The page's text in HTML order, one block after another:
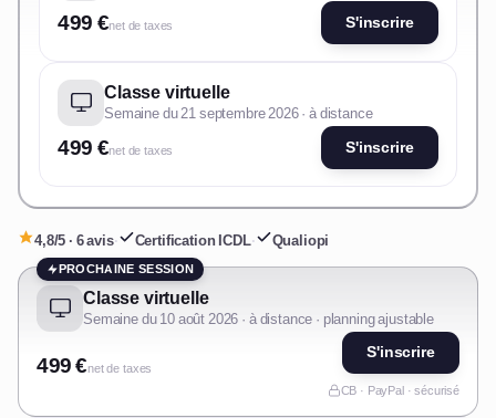
499 €net de taxes S'inscrire
Classe virtuelle
Semaine du 21 septembre 2026 · à distance
499 €net de taxes S'inscrire
4,8/5 · 6 avis· Certification ICDL· Qualiopi
PROCHAINE SESSION
Classe virtuelle
Semaine du 10 août 2026 · à distance · planning ajustable
499 €net de taxes
S'inscrire
CB · PayPal · sécurisé